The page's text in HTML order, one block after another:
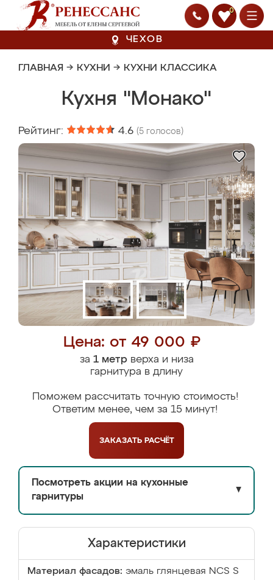
0
ЧЕХОВ
ГЛАВНАЯ → КУХНИ → КУХНИ КЛАССИКА
Кухня "Монако"
Рейтинг: 4.6 (5 голосов)
Цена: от 49 000 ₽
за 1 метрверха и низа
гарнитура в длину
Поможем рассчитать точную стоимость!
Ответим менее, чем за 15 минут!
ЗАКАЗАТЬ РАСЧЁТ
Посмотреть акции на кухонные
гарнитуры
▼
Характеристики
Материал фасадов: эмаль глянцевая NCS S